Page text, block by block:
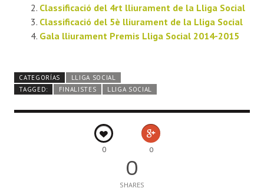
Classificació del 4rt lliurament de la Lliga Social
Classificació del 5è lliurament de la Lliga Social
Gala lliurament Premis Lliga Social 2014-2015
CATEGORÍAS
LLIGA SOCIAL
TAGGED:
FINALISTES LLIGA SOCIAL
0 0
0
SHARES